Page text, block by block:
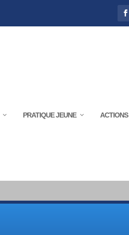
PRATIQUE JEUNE ACTIONS